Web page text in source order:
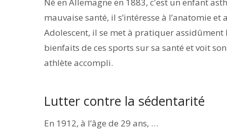
mauvaise santé, il s’intéresse à l’anatomie
Adolescent, il se met à pratiquer
bienfaits de ces sports sur sa santé et voit
athlète accompli.
Lutter contre la sédentarité
En 1912, à l’âge de 29 ans, …